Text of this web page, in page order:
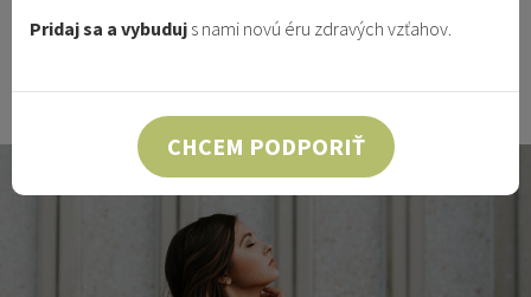
obci na strednom Slovensku. Pochádzam z rodiny, o
Pridaj sa a vybuduj s nami novú éru zdravých vzťahov.
CHCEM PODPORIŤ